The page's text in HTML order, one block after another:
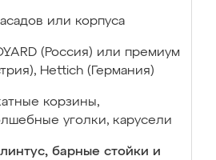
или корпуса
(Россия) или премиум
Hettich (Германия)
корзины,
уголки, карусели
барные стойки и